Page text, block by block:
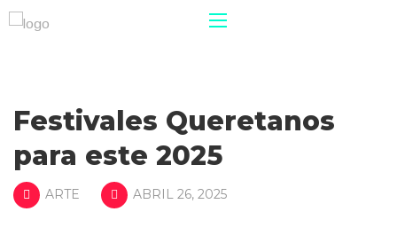
Festivales Queretanos
para este 2025
ARTE ABRIL 26, 2025